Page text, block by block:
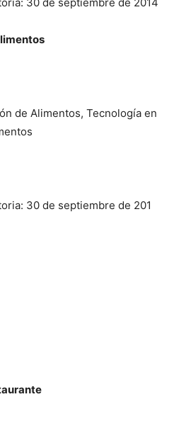
de Alimentos, Tecnología en
30 de septiembre de 201